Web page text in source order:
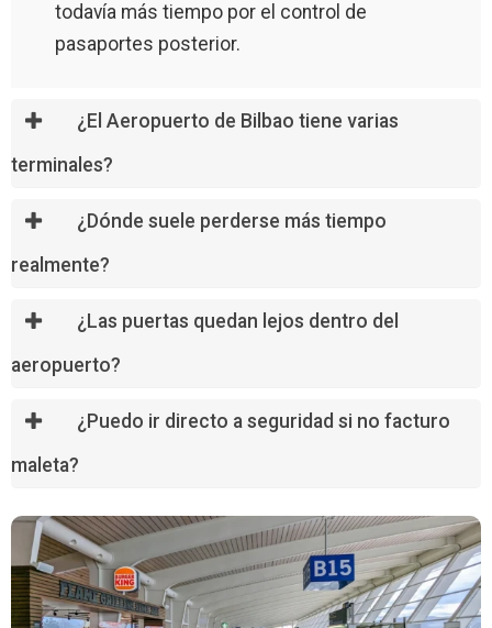
todavía más tiempo por el control de
pasaportes posterior.
¿El Aeropuerto de Bilbao tiene varias
terminales?
¿Dónde suele perderse más tiempo
realmente?
¿Las puertas quedan lejos dentro del
aeropuerto?
¿Puedo ir directo a seguridad si no facturo
maleta?